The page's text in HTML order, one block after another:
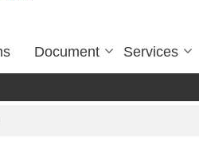
Document Services